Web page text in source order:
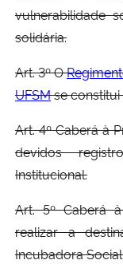
vulnerabilidade
solidária.
Art. 3º O
UFSMse constitui
Art. 4º Caberá à
devidos
Institucional.
Art. 5º Caberá
realizar a
Incubadora